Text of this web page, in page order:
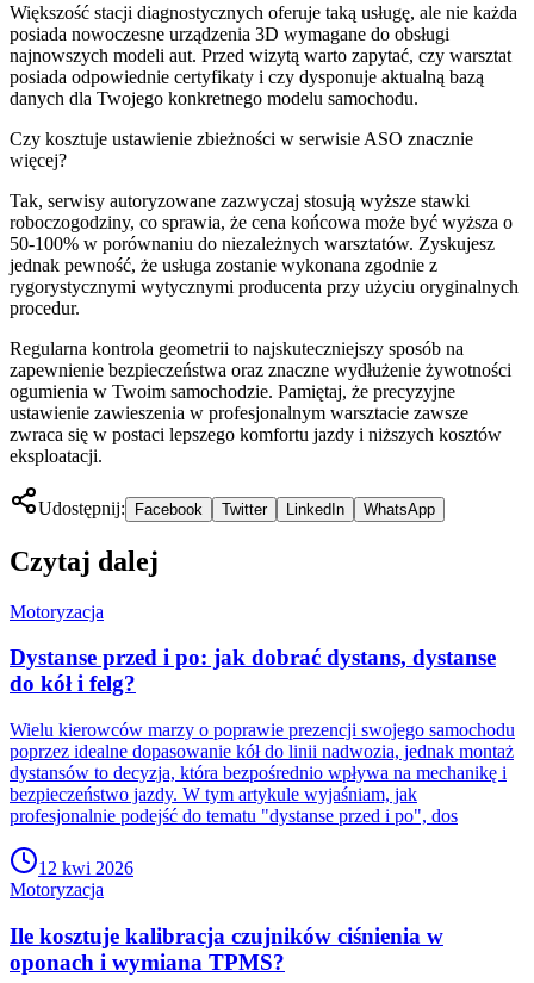
Większość stacji diagnostycznych oferuje taką usługę, ale nie każda
posiada nowoczesne urządzenia 3D wymagane do obsługi
najnowszych modeli aut. Przed wizytą warto zapytać, czy warsztat
posiada odpowiednie certyfikaty i czy dysponuje aktualną bazą
danych dla Twojego konkretnego modelu samochodu.
Czy kosztuje ustawienie zbieżności w serwisie ASO znacznie
więcej?
Tak, serwisy autoryzowane zazwyczaj stosują wyższe stawki
roboczogodziny, co sprawia, że cena końcowa może być wyższa o
50-100% w porównaniu do niezależnych warsztatów. Zyskujesz
jednak pewność, że usługa zostanie wykonana zgodnie z
rygorystycznymi wytycznymi producenta przy użyciu oryginalnych
procedur.
Regularna kontrola geometrii to najskuteczniejszy sposób na
zapewnienie bezpieczeństwa oraz znaczne wydłużenie żywotności
ogumienia w Twoim samochodzie. Pamiętaj, że precyzyjne
ustawienie zawieszenia w profesjonalnym warsztacie zawsze
zwraca się w postaci lepszego komfortu jazdy i niższych kosztów
eksploatacji.
Udostępnij: Facebook Twitter LinkedIn WhatsApp
Czytaj dalej
Motoryzacja
Dystanse przed i po: jak dobrać dystans, dystanse
do kół i felg?
Wielu kierowców marzy o poprawie prezencji swojego samochodu
poprzez idealne dopasowanie kół do linii nadwozia, jednak montaż
dystansów to decyzja, która bezpośrednio wpływa na mechanikę i
bezpieczeństwo jazdy. W tym artykule wyjaśniam, jak
profesjonalnie podejść do tematu "dystanse przed i po", dos
12 kwi 2026
Motoryzacja
Ile kosztuje kalibracja czujników ciśnienia w
oponach i wymiana TPMS?